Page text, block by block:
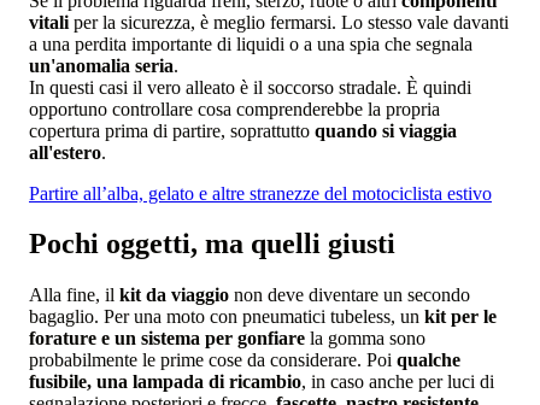
vitali per la sicurezza, è meglio fermarsi. Lo stesso vale davanti
a una perdita importante di liquidi o a una spia che segnala
un'anomalia seria.
In questi casi il vero alleato è il soccorso stradale. È quindi
opportuno controllare cosa comprenderebbe la propria
copertura prima di partire, soprattutto quando si viaggia
all'estero.
Partire all’alba, gelato e altre stranezze del motociclista estivo
Pochi oggetti, ma quelli giusti
Alla fine, il kit da viaggio non deve diventare un secondo
bagaglio. Per una moto con pneumatici tubeless, un kit per le
forature e un sistema per gonfiare la gomma sono
probabilmente le prime cose da considerare. Poi qualche
fusibile, una lampada di ricambio, in caso anche per luci di